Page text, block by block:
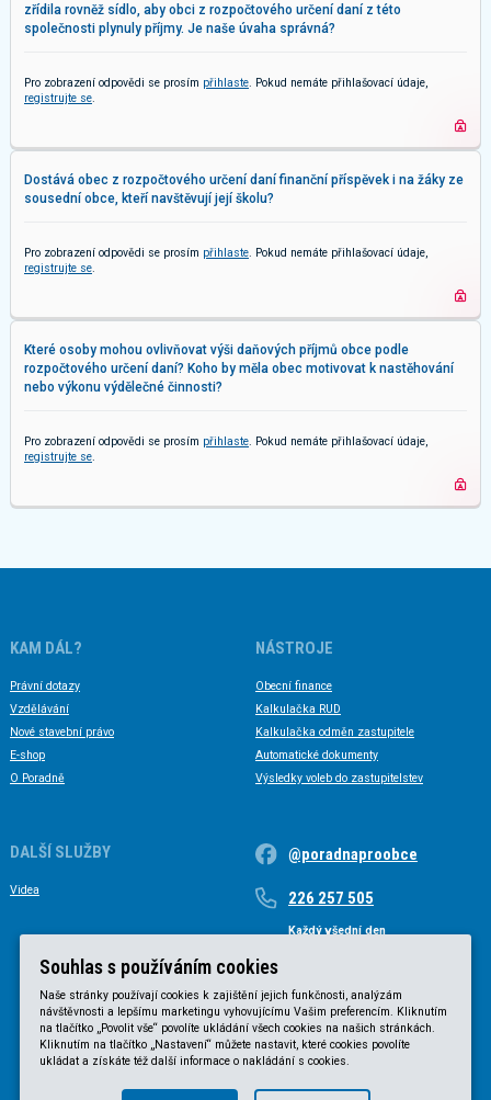
zřídila rovněž sídlo, aby obci z rozpočtového určení daní z této
společnosti plynuly příjmy. Je naše úvaha správná?
Pro zobrazení odpovědi se prosím přihlaste . Pokud nemáte přihlašovací údaje,
registrujte se
Dostává obec z rozpočtového určení daní finanční příspěvek i na žáky ze
sousední obce, kteří navštěvují její školu?
Pro zobrazení odpovědi se prosím přihlaste . Pokud nemáte přihlašovací údaje,
registrujte se
Které osoby mohou ovlivňovat výši daňových příjmů obce podle
rozpočtového určení daní? Koho by měla obec motivovat k nastěhování
nebo výkonu výdělečné činnosti?
Pro zobrazení odpovědi se prosím přihlaste . Pokud nemáte přihlašovací údaje,
registrujte se
KAM DÁL?
Právní dotazy
Vzdělávání
Nové stavební právo
E-shop
O Poradně
NÁSTROJE
Obecní finance
Kalkulačka RUD
Kalkulačka odměn zastupitele
Automatické dokumenty
Výsledky voleb do zastupitelstev
DALŠÍ SLUŽBY
Videa
@poradnaproobce
226 257 505
Každý všední den
Souhlas s používáním cookies
Naše stránky používají cookies k zajištění jejich funkčnosti, analýzám
návštěvnosti a lepšímu marketingu vyhovujícímu Vašim preferencím. Kliknutím
na tlačítko „Povolit vše“ povolíte ukládání všech cookies na našich stránkách.
Kliknutím na tlačítko „Nastavení“ můžete nastavit, které cookies povolíte
ukládat a získáte též další informace o nakládání s cookies.